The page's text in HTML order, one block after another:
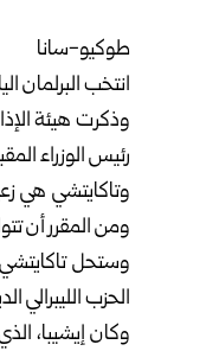
طوكيو-سانا
انتخب البرلمان
رئيس الوزراء
وتاكايتشي هي
ومن المقرر أن
وستحل تاكايتشي
الحزب الليبرالي
وكان إيشيبا،